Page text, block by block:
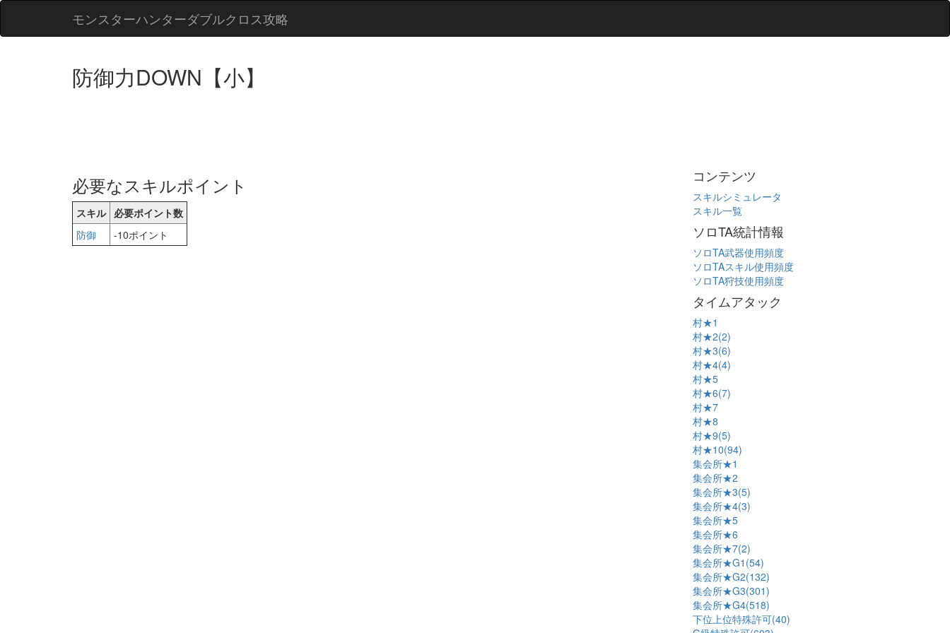
モンスターハンターダブルクロス攻略
防御力DOWN【小】
必要なスキルポイント
スキル 必要ポイント数
防御
-10ポイント
コンテンツ
スキルシミュレータ
スキル一覧
ソロTA統計情報
ソロTA武器使用頻度
ソロTAスキル使用頻度
ソロTA狩技使用頻度
タイムアタック
村★1
村★2(2)
村★3(6)
村★4(4)
村★5
村★6(7)
村★7
村★8
村★9(5)
村★10(94)
集会所★1
集会所★2
集会所★3(5)
集会所★4(3)
集会所★5
集会所★6
集会所★7(2)
集会所★G1(54)
集会所★G2(132)
集会所★G3(301)
集会所★G4(518)
下位上位特殊許可(40)